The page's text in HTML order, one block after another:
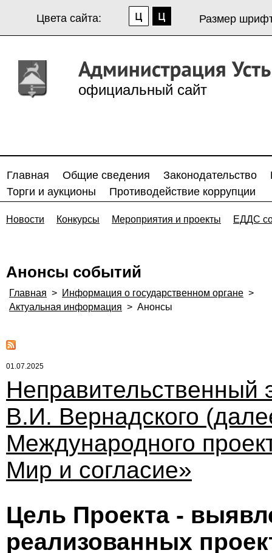
Цвета сайта: Размер
официальный сайт
Главная Общие сведения Законодательство
Торги и аукционы
Противодействие коррупции
Новости Конкурсы Мероприятия и проекты ЕДДС
Анонсы событий
Главная > Информация о государственном органе >
Актуальная информация > Анонсы
01.07.2025
Неправительственный
В.И. Вернадского
Международного
Мир и согласие»
Цель Проекта -
реализованных